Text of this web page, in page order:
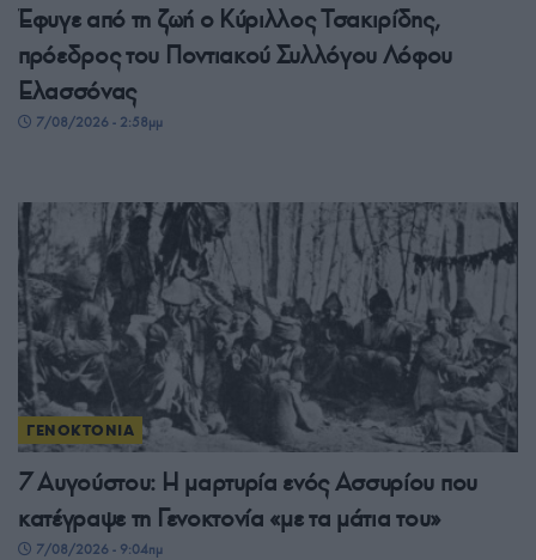
Έφυγε από τη ζωή ο Κύριλλος Τσακιρίδης,
πρόεδρος του Ποντιακού Συλλόγου Λόφου
Ελασσόνας
7/08/2026 - 2:58μμ
ΓΕΝΟΚΤΟΝΙΑ
7 Αυγούστου: Η μαρτυρία ενός Ασσυρίου που
κατέγραψε τη Γενοκτονία «με τα μάτια του»
7/08/2026 - 9:04πμ